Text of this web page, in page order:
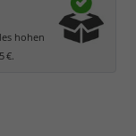
hohen
€.